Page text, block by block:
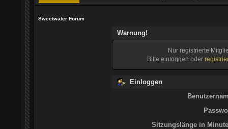
Sweetwater Forum
Warnung!
Nur registrierte
Bitte einloggen oder
Einloggen
Sitzungslänge in